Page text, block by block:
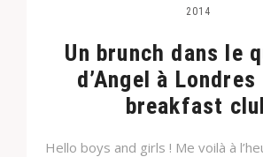
2014
Un brunch dans le
d’Angel à
breakfast
Hello boys and girls ! Me voilà à